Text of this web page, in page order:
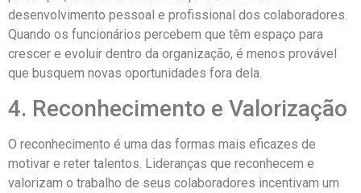
desenvolvimento pessoal e profissional dos colaboradores.
Quando os funcionários percebem que têm espaço para
crescer e evoluir dentro da organização, é menos provável
que busquem novas oportunidades fora dela.
4. Reconhecimento e Valorização
O reconhecimento é uma das formas mais eficazes de
motivar e reter talentos. Lideranças que reconhecem e
valorizam o trabalho de seus colaboradores incentivam um